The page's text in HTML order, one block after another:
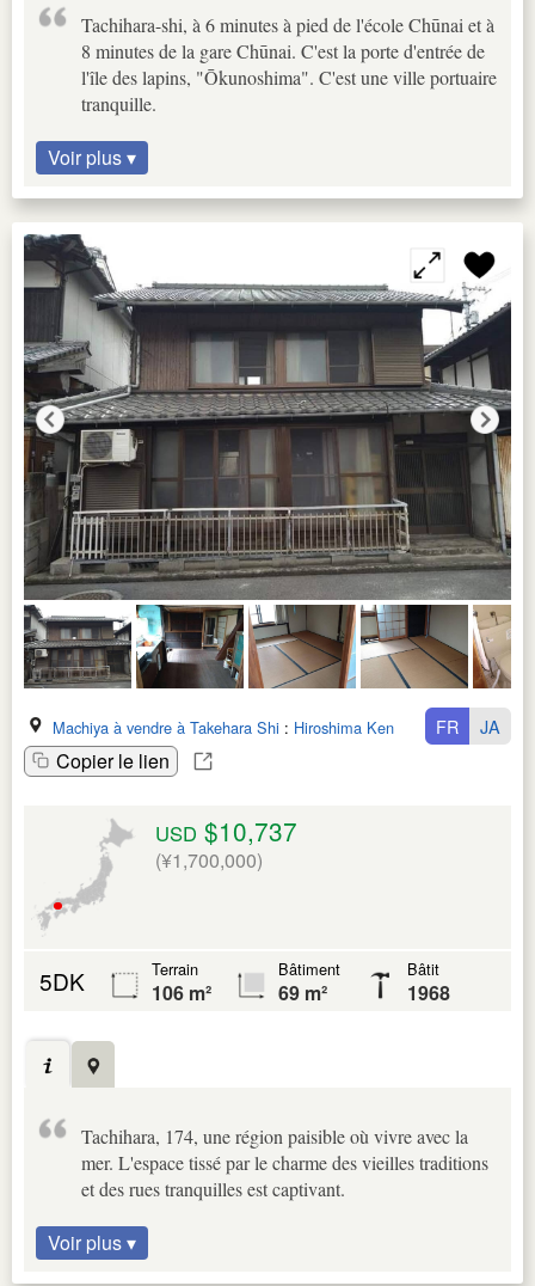
Tachihara-shi, à 6 minutes à pied de l'école Chūnai et à
8 minutes de la gare Chūnai. C'est la porte d'entrée de
l'île des lapins, "Ōkunoshima". C'est une ville portuaire
tranquille.
Voir plus ▾
Machiya à vendre à Takehara Shi : Hiroshima Ken
Copier le lien
FR JA
USD $10,737
(¥1,700,000)
5DK Terrain
106 m²
Bâtiment
69 m²
Bâtit
1968
Tachihara, 174, une région paisible où vivre avec la
mer. L'espace tissé par le charme des vieilles traditions
et des rues tranquilles est captivant.
Voir plus ▾